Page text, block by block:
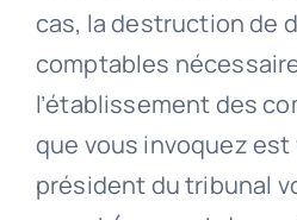
cas, la destruction de
comptables
l’établissement des
que vous invoquez est
président du tribunal